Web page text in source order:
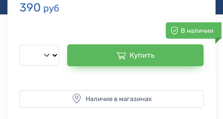
390 руб
В наличии
Купить
Наличие в магазинах